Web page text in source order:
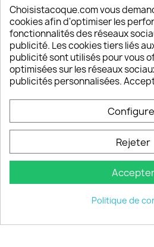
Depuis 2009, entre 92%
sont satisfaits de nos produits
Un SAV à votre écoute
Notre SAV est disponible
© 2026 - choisistacoque.com
Choisistacoque.com vous
cookies afin d'optimiser les
fonctionnalités des réseaux
publicité. Les cookies tiers liés
publicité sont utilisés pour vous
optimisées sur les réseaux
publicités personnalisées.
Rejeter
Politique de